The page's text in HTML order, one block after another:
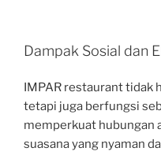
Dampak Sosial dan
IMPAR restaurant tidak
tetapi juga berfungsi
memperkuat hubungan
suasana yang nyaman